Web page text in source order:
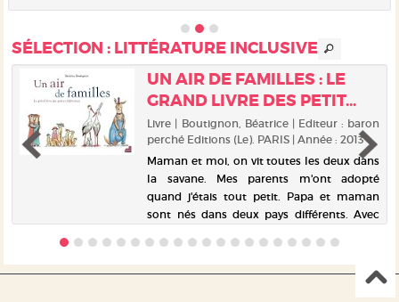
SÉLECTION : LITTÉRATURE INCLUSIVE
UN AIR DE FAMILLES : LE
GRAND LIVRE DES PETIT...
Livre | Boutignon, Béatrice | Editeur : baron
perché Editions (Le). PARIS | Année : 2013
Maman et moi, on vit toutes les deux dans
la savane. Mes parents m'ont adopté
quand j'étais tout petit. Papa et maman
sont nés dans deux pays différents. Avec
Nous, on n'a pas d'enfant. Les ...